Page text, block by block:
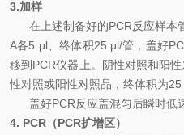
3.加样
在上述制备好的PCR反应样本
A各5 μl、终体积25 μl/管，盖好
移到 PCR仪器上。阴性对照和阳
性对照或阳性对照品，终体积为
盖好PCR反应盖混匀后瞬时低
4. PCR （PCR扩增区）